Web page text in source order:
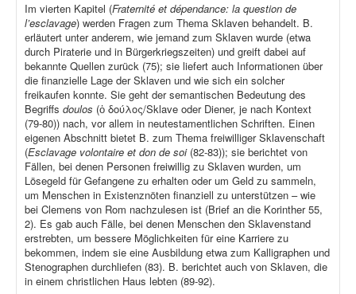
Im vierten Kapitel (Fraternité et dépendance: la question de
l’esclavage) werden Fragen zum Thema Sklaven behandelt. B.
erläutert unter anderem, wie jemand zum Sklaven wurde (etwa
durch Piraterie und in Bürgerkriegszeiten) und greift dabei auf
bekannte Quellen zurück (75); sie liefert auch Informationen über
die finanzielle Lage der Sklaven und wie sich ein solcher
freikaufen konnte. Sie geht der semantischen Bedeutung des
Begriffs doulos (ὁ δούλος/Sklave oder Diener, je nach Kontext
(79-80)) nach, vor allem in neutestamentlichen Schriften. Einen
eigenen Abschnitt bietet B. zum Thema freiwilliger Sklavenschaft
(Esclavage volontaire et don de soi(82-83)); sie berichtet von
Fällen, bei denen Personen freiwillig zu Sklaven wurden, um
Lösegeld für Gefangene zu erhalten oder um Geld zu sammeln,
um Menschen in Existenznöten finanziell zu unterstützen – wie
bei Clemens von Rom nachzulesen ist (Brief an die Korinther 55,
2). Es gab auch Fälle, bei denen Menschen den Sklavenstand
erstrebten, um bessere Möglichkeiten für eine Karriere zu
bekommen, indem sie eine Ausbildung etwa zum Kalligraphen und
Stenographen durchliefen (83). B. berichtet auch von Sklaven, die
in einem christlichen Haus lebten (89-92).